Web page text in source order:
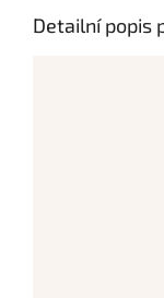
Detailní popis